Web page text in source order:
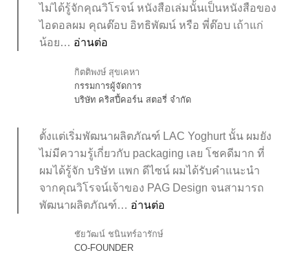
ไม่ได้รู้จักคุณวิโรจน์ หนังสือเล่มนั้นเป็นหนังสือของ
ไอดอลผม คุณต๊อบ อิทธิพัฒน์ หรือ พี่ต๊อบ เถ้าแก่
น้อย… อ่านต่อ
กิตติพงษ์ สุขเคหา
กรรมการผู้จัดการ
บริษัท คริสปี้คอร์น สตอรี่ จำกัด
ตั้งแต่เริ่มพัฒนาผลิตภัณฑ์ LAC Yoghurt นั้น ผมยัง
ไม่มีความรู้เกี่ยวกับ packaging เลย โชคดีมาก ที่
ผมได้รู้จัก บริษัท แพก ดีไซน์ ผมได้รับคำแนะนำ
จากคุณวิโรจน์เจ้าของ PAG Design จนสามารถ
พัฒนาผลิตภัณฑ์… อ่านต่อ
ชัยวัฒน์ ชนินทร์อารักษ์
CO-FOUNDER